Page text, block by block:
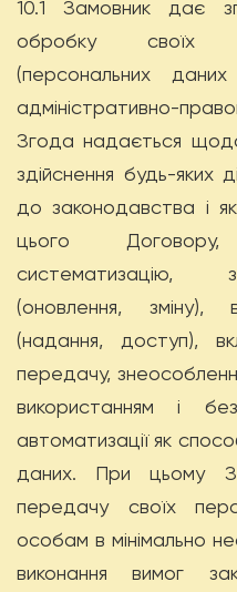
10.1 Замовник дає
обробку своїх
(персональних даних
адміністративно-
Згода надається
здійснення будь-яких
до законодавства і
цього
систематизацію,
(оновлення, зміну),
(надання, доступ),
передачу,
використанням і
автоматизації як
даних. При цьому
передачу своїх
особам в мінімально
виконання вимог